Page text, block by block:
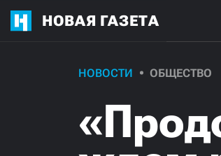
НОВАЯ ГАЗЕТА
НОВОСТИ ОБЩЕСТВО